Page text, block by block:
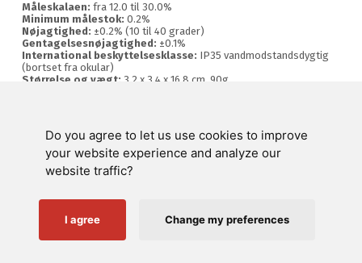
Do you agree to let us use cookies to improve
your website experience and analyze our
website traffic?
I agree Change my preferences
Måleskalaen: fra 12.0 til 30.0%
Minimum målestok: 0.2%
Nøjagtighed: ±0.2% (10 til 40 grader)
Gentagelsesnøjagtighed: ±0.1%
International beskyttelsesklasse: IP35 vandmodstandsdygtig
(bortset fra okular)
Størrelse og vægt: 3.2 x 3.4 x 16.8 cm, 90g
Swienty A/S
Kundeservice
Nyttige links